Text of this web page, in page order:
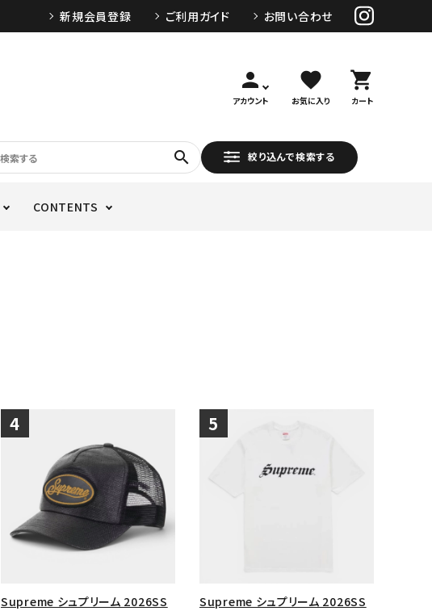
新規会員登録 ご利用ガイド お問い合わせ
person
アカウント
favorite
お気に入り
shopping_cart
カート
search 絞り込んで検索する
CONTENTS
Supreme シュプリーム 2026SS
Supreme シュプリーム 2026SS